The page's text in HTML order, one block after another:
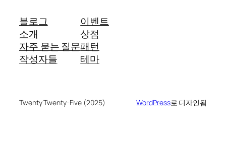
블로그
소개
자주 묻는 질문
작성자들
이벤트
상점
패턴
테마
Twenty Twenty-Five (2025) WordPress로 디자인됨